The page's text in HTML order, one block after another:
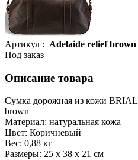
Артикул : Adelaide relief brown
Под заказ
Описание товара
Сумка дорожная из кожи
brown
Материал: натуральная кожа
Цвет: Коричневый
Вес: 0,88 кг
Размеры: 25 х 38 х 21 см